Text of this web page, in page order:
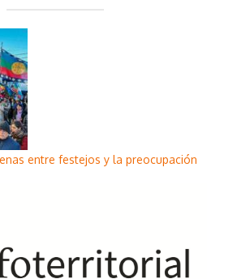
entre festejos y la preocupación